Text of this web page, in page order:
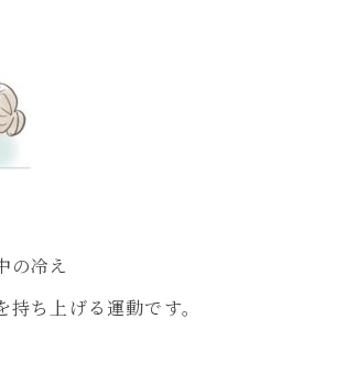
の冷え
ち上げる運動です。